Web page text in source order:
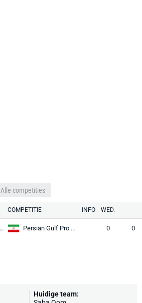
Alle competities
COMPETITIE INFO WED.
Persian Gulf Pro League 0 0
Huidige team: